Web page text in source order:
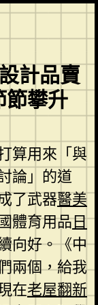
計品賣
節攀升
算用來「與
論」的道
了武器醫美
體育用品日
向好。《中
兩個，給我
在老屋翻新